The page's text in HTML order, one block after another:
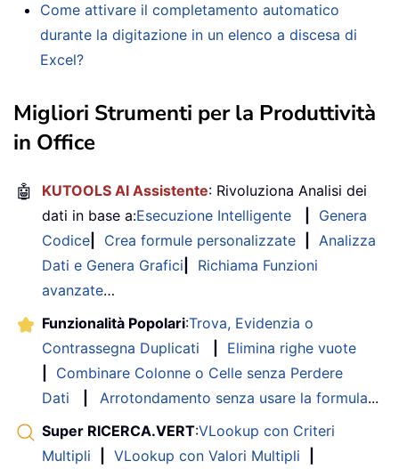
Come attivare il completamento automatico
durante la digitazione in un elenco a discesa di
Excel?
Migliori Strumenti per la Produttività
in Office
🤖 KUTOOLS AI Assistente: Rivoluziona Analisi dei
dati in base a:Esecuzione Intelligente
Genera
Codice
Crea formule personalizzate
Analizza
Dati e Genera Grafici
Richiama Funzioni
avanzate…
Funzionalità Popolari:Trova, Evidenzia o
Contrassegna Duplicati
Elimina righe vuote
Combinare Colonne o Celle senza Perdere
Dati
Arrotondamento senza usare la formula...
Super RICERCA.VERT:VLookup con Criteri
Multipli
VLookup con Valori Multipli